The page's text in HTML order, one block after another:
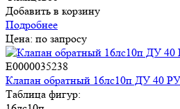
Добавить в корзину
Подробнее
Цена: по запросу
E0000035238
Клапан обратный 16лс10п ДУ 40
Таблица фигур: